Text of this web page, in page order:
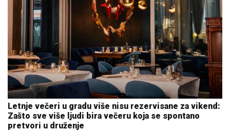
Letnje večeri u gradu više nisu rezervisane za vikend:
Zašto sve više ljudi bira večeru koja se spontano
pretvori u druženje